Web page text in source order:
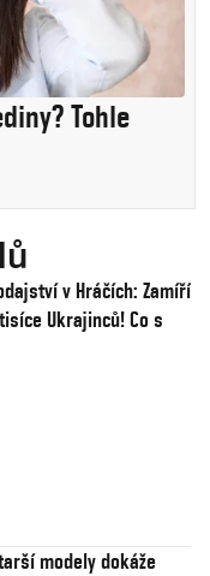
Tohle
v Hráčích: Zamíří
Ukrajinců! Co s
modely dokáže